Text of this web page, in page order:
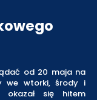
od 20 maja na
we wtorki, środy i
okazał się hitem